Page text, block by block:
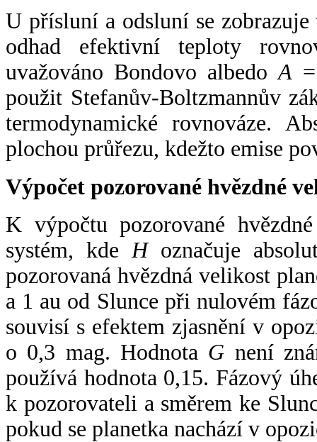
U přísluní a odsluní se
odhad efektivní teploty
uvažováno Bondovo albedoA
použit Stefanův-Boltzmannův
termodynamické rovnováze.
plochou průřezu, kdežto emise
Výpočet pozorované hvězdné
K výpočtu pozorované
systém, kde Hoznačuje
pozorovaná hvězdná velikost
a 1 au od Slunce při nulovém
souvisí s efektem zjasnění v
o 0,3 mag. Hodnota G není
používá hodnota 0,15. Fázový
k pozorovateli a směrem ke
pokud se planetka nachází v